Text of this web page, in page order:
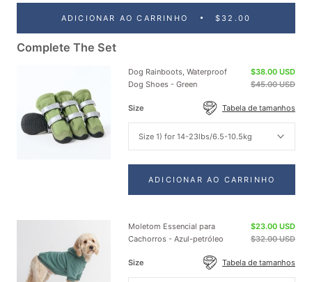
ADICIONAR AO CARRINHO $32.00
Complete The Set
Dog Rainboots, Waterproof
Dog Shoes - Green
$38.00 USD
$45.00 USD
Size Tabela de tamanhos
Size 1) for 14-23lbs/6.5-10.5kg
ADICIONAR AO CARRINHO
Moletom Essencial para
Cachorros - Azul-petróleo
$23.00 USD
$32.00 USD
Size Tabela de tamanhos